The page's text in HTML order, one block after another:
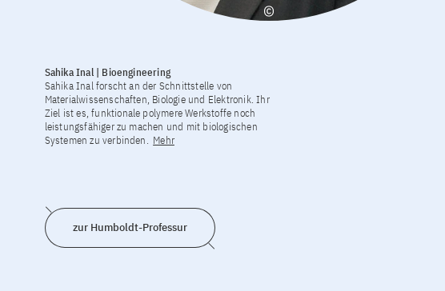
Sahika Inal | Bioengineering
Sahika Inal forscht an der Schnittstelle von
Materialwissenschaften, Biologie und Elektronik. Ihr
Ziel ist es, funktionale polymere Werkstoffe noch
leistungsfähiger zu machen und mit biologischen
Systemen zu verbinden. Mehr
zur Humboldt-Professur